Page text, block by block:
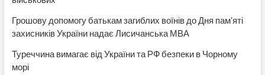
Грошову допомогу батькам загиблих воїнів до Дня пам’яті
захисників України надає Лисичанська МВА
Туреччина вимагає від України та РФ безпеки в Чорному
морі